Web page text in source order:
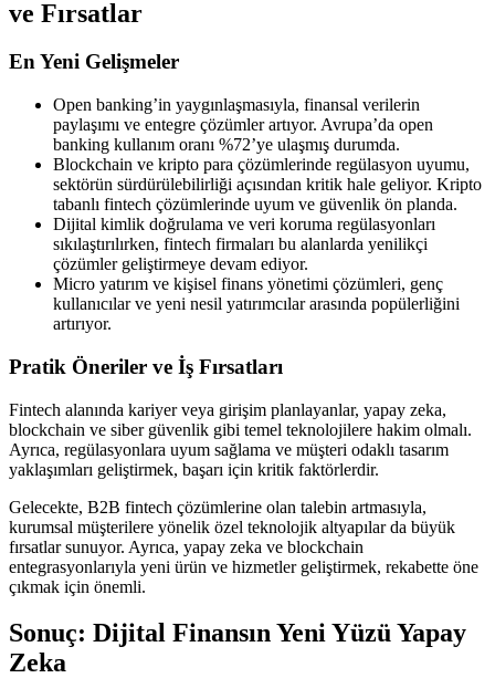
ve Fırsatlar
En Yeni Gelişmeler
Open banking’in yaygınlaşmasıyla, finansal verilerin
paylaşımı ve entegre çözümler artıyor. Avrupa’da open
banking kullanım oranı %72’ye ulaşmış durumda.
Blockchain ve kripto para çözümlerinde regülasyon uyumu,
sektörün sürdürülebilirliği açısından kritik hale geliyor. Kripto
tabanlı fintech çözümlerinde uyum ve güvenlik ön planda.
Dijital kimlik doğrulama ve veri koruma regülasyonları
sıkılaştırılırken, fintech firmaları bu alanlarda yenilikçi
çözümler geliştirmeye devam ediyor.
Micro yatırım ve kişisel finans yönetimi çözümleri, genç
kullanıcılar ve yeni nesil yatırımcılar arasında popülerliğini
artırıyor.
Pratik Öneriler ve İş Fırsatları
Fintech alanında kariyer veya girişim planlayanlar, yapay zeka,
blockchain ve siber güvenlik gibi temel teknolojilere hakim olmalı.
Ayrıca, regülasyonlara uyum sağlama ve müşteri odaklı tasarım
yaklaşımları geliştirmek, başarı için kritik faktörlerdir.
Gelecekte, B2B fintech çözümlerine olan talebin artmasıyla,
kurumsal müşterilere yönelik özel teknolojik altyapılar da büyük
fırsatlar sunuyor. Ayrıca, yapay zeka ve blockchain
entegrasyonlarıyla yeni ürün ve hizmetler geliştirmek, rekabette öne
çıkmak için önemli.
Sonuç: Dijital Finansın Yeni Yüzü Yapay
Zeka